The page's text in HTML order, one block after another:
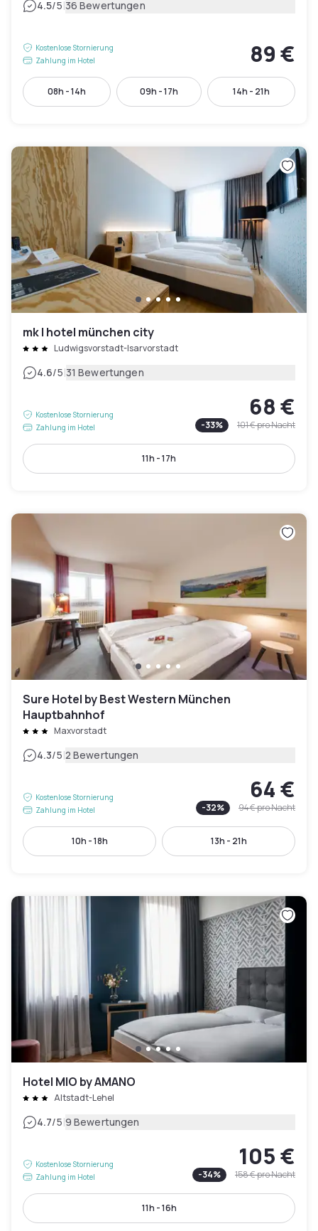
4.5/5|36 Bewertungen
Kostenlose Stornierung
Zahlung im Hotel
89 €
08h - 14h 09h - 17h 14h - 21h
mk | hotel münchen city
Ludwigsvorstadt-Isarvorstadt
4.6/5|31 Bewertungen
Kostenlose Stornierung
Zahlung im Hotel
68 €
-33% 101 €pro Nacht
11h - 17h
Sure Hotel by Best Western München
Hauptbahnhof
Maxvorstadt
4.3/5|2 Bewertungen
Kostenlose Stornierung
Zahlung im Hotel
64 €
-32% 94 €pro Nacht
10h - 18h 13h - 21h
Hotel MIO by AMANO
Altstadt-Lehel
4.7/5|9 Bewertungen
Kostenlose Stornierung
Zahlung im Hotel
105 €
-34% 158 €pro Nacht
11h - 16h